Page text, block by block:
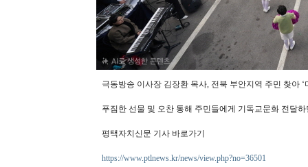
극동방송 이사장 김장환 목사, 전북 부안지역 주민 찾아 ‘
푸짐한 선물 및 오찬 통해 주민들에게 기독교문화 전달
평택자치신문 기사 바로가기
https://www.ptlnews.kr/news/view.php?no=36501